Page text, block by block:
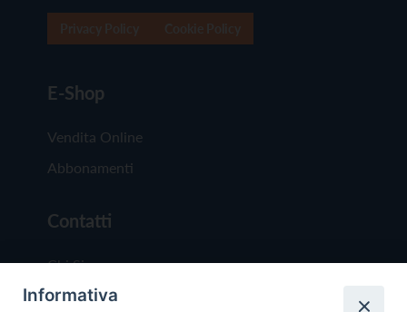
E-Shop
Vendita Online
Abbonamenti
Contatti
Chi Siamo
Redazione
Informativa